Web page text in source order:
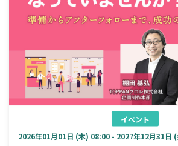
イベント
2026年01月01日 (木) 08:00 - 2027年12月31日